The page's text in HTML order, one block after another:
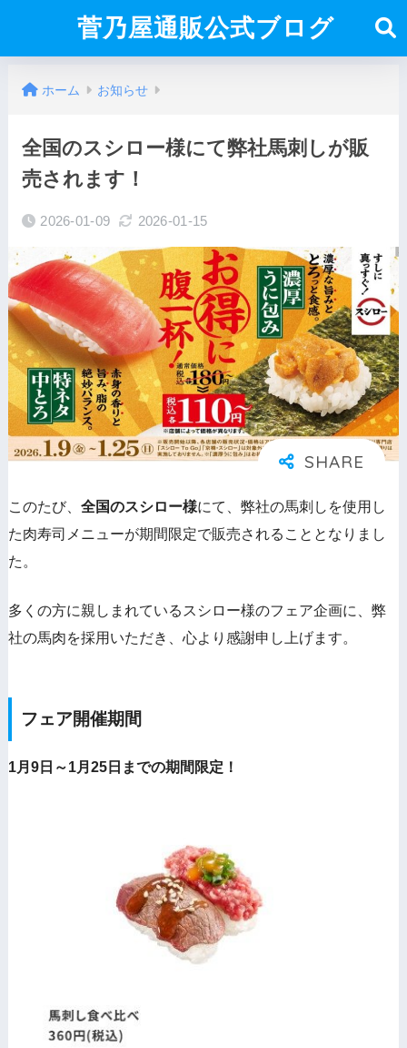
菅乃屋通販公式ブログ
ホーム お知らせ
全国のスシロー様にて弊社馬刺しが販
売されます！
2026-01-09 2026-01-15
このたび、 全国のスシロー様にて、弊社の馬刺しを使用し
た肉寿司メニューが期間限定で販売されることとなりまし
た。
多くの方に親しまれているスシロー様のフェア企画に、弊
社の馬肉を採用いただき、心より感謝申し上げます。
フェア開催期間
1月9日～1月25日までの期間限定！